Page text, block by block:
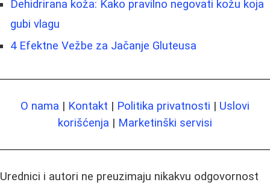
Dehidrirana koža: Kako pravilno negovati kožu koja
gubi vlagu
4 Efektne Vežbe za Jačanje Gluteusa
O nama | Kontakt | Politika privatnosti | Uslovi
korišćenja | Marketinški servisi
Urednici i autori ne preuzimaju nikakvu odgovornost